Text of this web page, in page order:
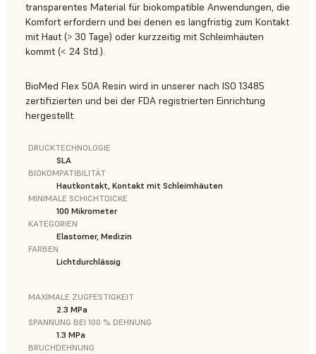
transparentes Material für biokompatible Anwendungen, die
Komfort erfordern und bei denen es langfristig zum Kontakt
mit Haut (> 30 Tage) oder kurzzeitig mit Schleimhäuten
kommt (< 24 Std.).
BioMed Flex 50A Resin wird in unserer nach ISO 13485
zertifizierten und bei der FDA registrierten Einrichtung
hergestellt.
DRUCKTECHNOLOGIE
SLA
BIOKOMPATIBILITÄT
Hautkontakt, Kontakt mit Schleimhäuten
MINIMALE SCHICHTDICKE
100 Mikrometer
KATEGORIEN
Elastomer, Medizin
FARBEN
Lichtdurchlässig
MAXIMALE ZUGFESTIGKEIT
2.3 MPa
SPANNUNG BEI 100 % DEHNUNG
1.3 MPa
BRUCHDEHNUNG